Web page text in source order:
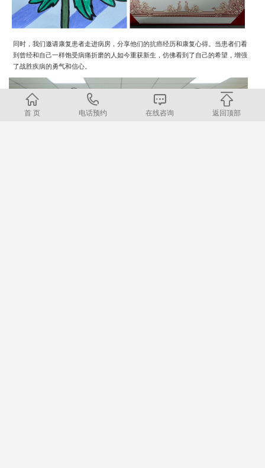
同时，我们邀请康复患者走进病房，分享他们的抗癌经历和康复心得。当患者们看
到曾经和自己一样饱受病痛折磨的人如今重获新生，仿佛看到了自己的希望，增强
了战胜疾病的勇气和信心。
首 页 电话预约 在线咨询 返回顶部